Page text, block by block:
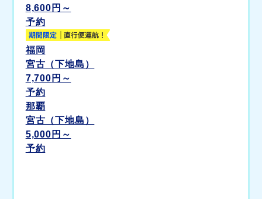
8,600 円～
予約
福岡
宮古（下地島）
7,700 円～
予約
那覇
宮古（下地島）
5,000 円～
予約